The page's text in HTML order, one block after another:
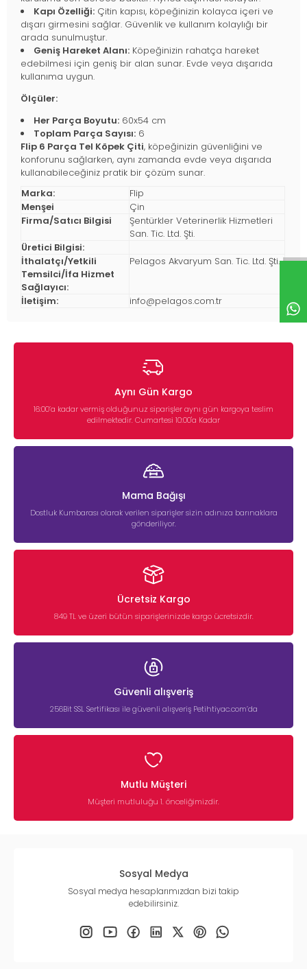
Kapı Özelliği: Çitin kapısı, köpeğinizin kolayca içeri ve
dışarı girmesini sağlar. Güvenlik ve kullanım kolaylığı bir
arada sunulmuştur.
Geniş Hareket Alanı: Köpeğinizin rahatça hareket
edebilmesi için geniş bir alan sunar. Evde veya dışarıda
kullanıma uygun.
Ölçüler:
Her Parça Boyutu: 60x54 cm
Toplam Parça Sayısı: 6
Flip 6 Parça Tel Köpek Çiti, köpeğinizin güvenliğini ve
konforunu sağlarken, aynı zamanda evde veya dışarıda
kullanabileceğiniz pratik bir çözüm sunar.
Marka:
Flip
Menşei
Çin
Firma/Satıcı Bilgisi
Şentürkler Veterinerlik Hizmetleri
San. Tic. Ltd. Şti.
Üretici Bilgisi:
İthalatçı/Yetkili
Temsilci/İfa Hizmet
Sağlayıcı:
Pelagos Akvaryum San. Tic. Ltd. Şti.
İletişim: info@pelagos.com.tr
Aynı Gün Kargo
16:00’a kadar vermiş olduğunuz siparişler aynı gün kargoya teslim
edilmektedir. Cumartesi 10:00'a Kadar
Mama Bağışı
Dostluk Kumbarası olarak verilen siparişler sizin adınıza barınaklara
gönderiliyor.
Ücretsiz Kargo
849 TL ve üzeri bütün siparişlerinizde kargo ücretsizdir.
Güvenli alışveriş
256Bit SSL Sertifikası ile güvenli alışveriş Petihtiyac.com’da
Mutlu Müşteri
Müşteri mutluluğu 1. önceliğimizdir.
Sosyal Medya
Sosyal medya hesaplarımızdan bizi takip
edebilirsiniz.